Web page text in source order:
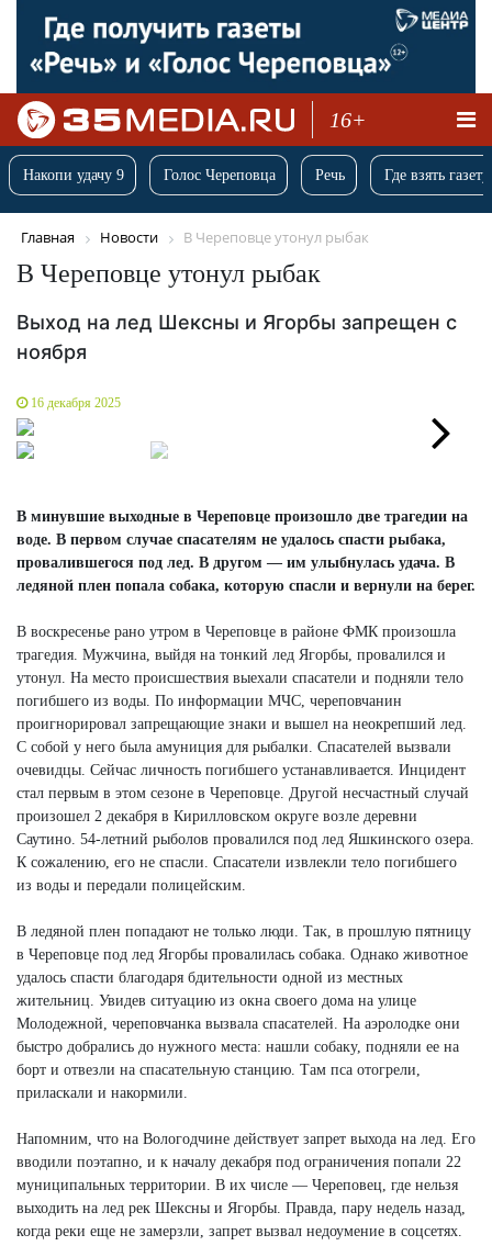
16+
Накопи удачу 9 Голос Череповца Речь Где взять
Главная Новости В Череповце утонул рыбак
В Череповце утонул рыбак
Выход на лед Шексны и Ягорбы запрещен с
ноября
16 декабря 2025
В минувшие выходные в Череповце произошло две трагедии на
воде. В первом случае спасателям не удалось спасти рыбака,
провалившегося под лед. В другом — им улыбнулась удача. В
ледяной плен попала собака, которую спасли и вернули на берег.
В воскресенье рано утром в Череповце в районе ФМК произошла
трагедия. Мужчина, выйдя на тонкий лед Ягорбы, провалился и
утонул. На место происшествия выехали спасатели и подняли тело
погибшего из воды. По информации МЧС, череповчанин
проигнорировал запрещающие знаки и вышел на неокрепший лед.
С собой у него была амуниция для рыбалки. Спасателей вызвали
очевидцы. Сейчас личность погибшего устанавливается. Инцидент
стал первым в этом сезоне в Череповце. Другой несчастный случай
произошел 2 декабря в Кирилловском округе возле деревни
Саутино. 54-летний рыболов провалился под лед Яшкинского озера.
К сожалению, его не спасли. Спасатели извлекли тело погибшего
из воды и передали полицейским.
В ледяной плен попадают не только люди. Так, в прошлую пятницу
в Череповце под лед Ягорбы провалилась собака. Однако животное
удалось спасти благодаря бдительности одной из местных
жительниц. Увидев ситуацию из окна своего дома на улице
Молодежной, череповчанка вызвала спасателей. На аэролодке они
быстро добрались до нужного места: нашли собаку, подняли ее на
борт и отвезли на спасательную станцию. Там пса отогрели,
приласкали и накормили.
Напомним, что на Вологодчине действует запрет выхода на лед. Его
вводили поэтапно, и к началу декабря под ограничения попали 22
муниципальных территории. В их числе — Череповец, где нельзя
выходить на лед рек Шексны и Ягорбы. Правда, пару недель назад,
когда реки еще не замерзли, запрет вызвал недоумение в соцсетях.